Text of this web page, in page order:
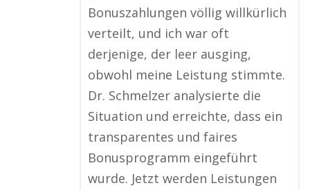
Bonuszahlungen völlig willkürlich
verteilt, und ich war oft
derjenige, der leer ausging,
obwohl meine Leistung stimmte.
Dr. Schmelzer analysierte die
Situation und erreichte, dass ein
transparentes und faires
Bonusprogramm eingeführt
wurde. Jetzt werden Leistungen